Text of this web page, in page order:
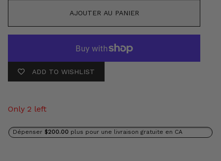
AJOUTER AU PANIER
ADD TO WISHLIST
Only 2 left
Dépenser $200.00 plus pour une livraison gratuite en CA